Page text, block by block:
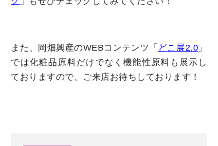
また、岡畑興産のWEBコンテンツ「 どこ展2.0 」
では化粧品原料だけでなく機能性原料も展示し
ておりますので、ご来店お待ちしております！